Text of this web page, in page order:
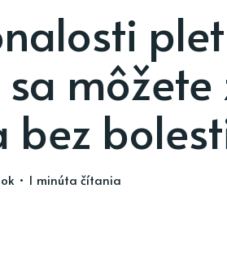
bez
• 1 minúta čítania